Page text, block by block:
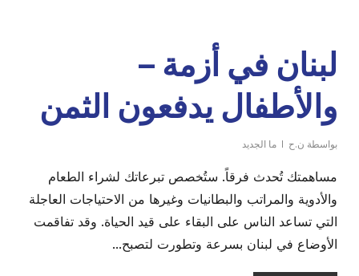
لبنان في أزمة –
والأطفال يدفعون الثمن
بواسطة ن.ح ما الجديد
مساهمتك تُحدث فرقاً. ستُخصص تبرعاتك لشراء الطعام
والأدوية والمراتب والبطانيات وغيرها من الاحتياجات العاجلة
التي تساعد الناس على البقاء على قيد الحياة. وقد تفاقمت
الأوضاع في لبنان بسرعة وتطورت لتصبح...